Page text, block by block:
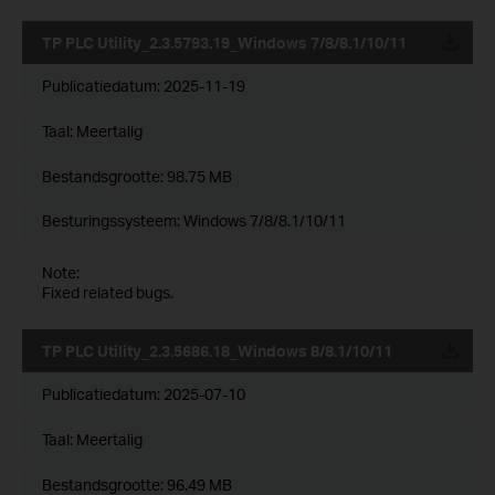
TP PLC Utility_2.3.5793.19_Windows 7/8/8.1/10/11
Publicatiedatum: 2025-11-19
Taal: Meertalig
Bestandsgrootte: 98.75 MB
Besturingssysteem: Windows 7/8/8.1/10/11
Note:
Fixed related bugs.
TP PLC Utility_2.3.5686.18_Windows 8/8.1/10/11
Publicatiedatum: 2025-07-10
Taal: Meertalig
Bestandsgrootte: 96.49 MB